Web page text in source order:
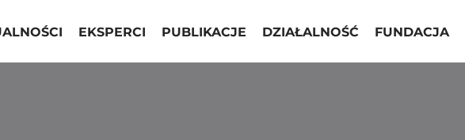
EKSPERCI PUBLIKACJE DZIAŁALNOŚĆ FUNDACJA